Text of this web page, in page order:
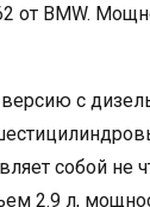
от BMW.
с
собой не
2.9 л,